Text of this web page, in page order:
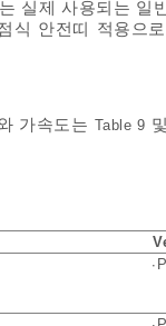
실제 사용되는
식 안전띠 적용으
가속도는 Table 9